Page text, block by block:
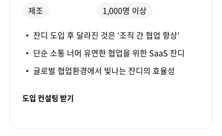
제조
1,000명 이상
잔디 도입 후 달라진 것은 ‘조직 간 협업 향상’
단순 소통 너머 유연한 협업을 위한 SaaS 잔디
글로벌 협업환경에서 빛나는 잔디의 효율성
도입 컨설팅 받기